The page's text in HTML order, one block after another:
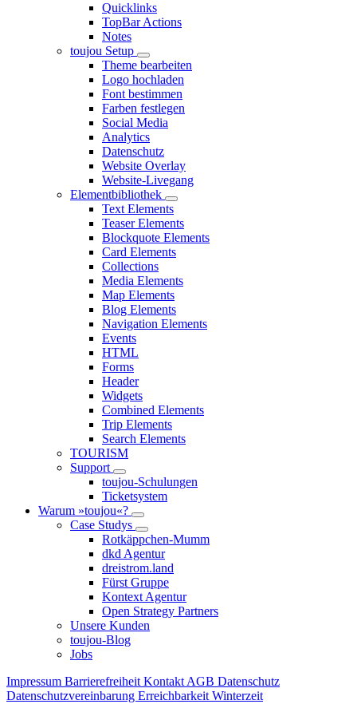
Quicklinks
TopBar Actions
Notes
toujou Setup
Theme bearbeiten
Logo hochladen
Font bestimmen
Farben festlegen
Social Media
Analytics
Datenschutz
Website Overlay
Website-Livegang
Elementbibliothek
Text Elements
Teaser Elements
Blockquote Elements
Card Elements
Collections
Media Elements
Map Elements
Blog Elements
Navigation Elements
Events
HTML
Forms
Header
Widgets
Combined Elements
Trip Elements
Search Elements
TOURISM
Support
toujou-Schulungen
Ticketsystem
Warum »toujou«?
Case Studys
Rotkäppchen-Mumm
dkd Agentur
dreistrom.land
Fürst Gruppe
Kontext Agentur
Open Strategy Partners
Unsere Kunden
toujou-Blog
Jobs
Impressum Barrierefreiheit Kontakt AGB Datenschutz
Datenschutzvereinbarung Erreichbarkeit Winterzeit